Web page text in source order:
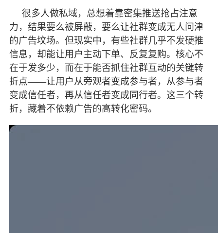
很多人做私域，总想着靠密集推送抢占注意
力，结果要么被屏蔽，要么让社群变成无人问津
的广告坟场。但现实中，有些社群几乎不发硬推
信息，却能让用户主动下单、反复复购。核心不
在于发多少，而在于能否抓住社群互动的关键转
折点——让用户从旁观者变成参与者，从参与者
变成信任者，再从信任者变成同行者。这三个转
折，藏着不依赖广告的高转化密码。